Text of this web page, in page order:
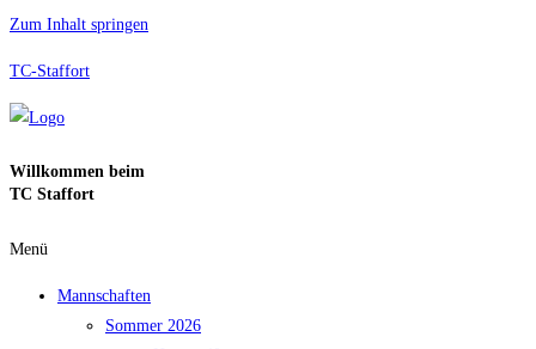
Zum Inhalt springen
TC-Staffort
Willkommen beim
TC Staffort
Menü
Mannschaften
Sommer 2026